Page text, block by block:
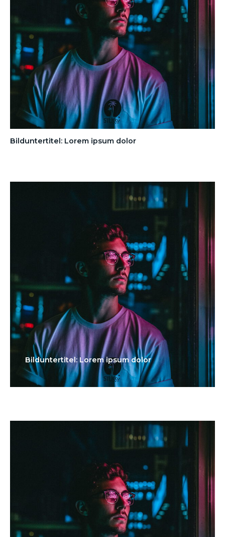
Bilduntertitel: Lorem ipsum dolor
Bilduntertitel: Lorem ipsum dolor